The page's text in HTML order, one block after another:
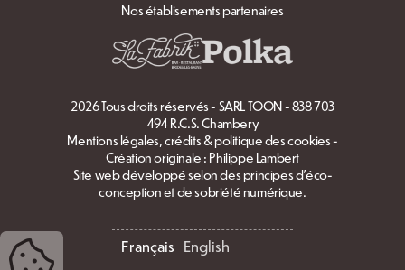
Nos établisements partenaires
2026 Tous droits réservés - SARL TOON - 838 703
494 R.C.S. Chambery
Mentions légales, crédits & politique des cookies-
Création originale : Philippe Lambert
Site web développé selon des principes d'éco-
conception et de sobriété numérique.
Français English